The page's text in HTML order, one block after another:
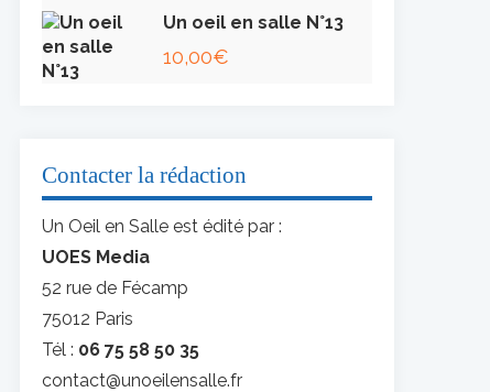
Un oeil en salle N°13
10,00€
Contacter la rédaction
Un Oeil en Salle est édité par :
UOES Media
52 rue de Fécamp
75012 Paris
Tél : 06 75 58 50 35
contact@unoeilensalle.fr